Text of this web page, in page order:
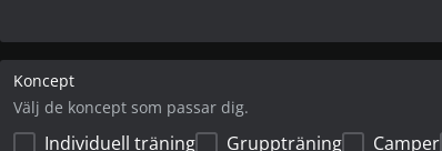
Koncept
Välj de koncept som passar dig.
Individuell träning Gruppträning Camper